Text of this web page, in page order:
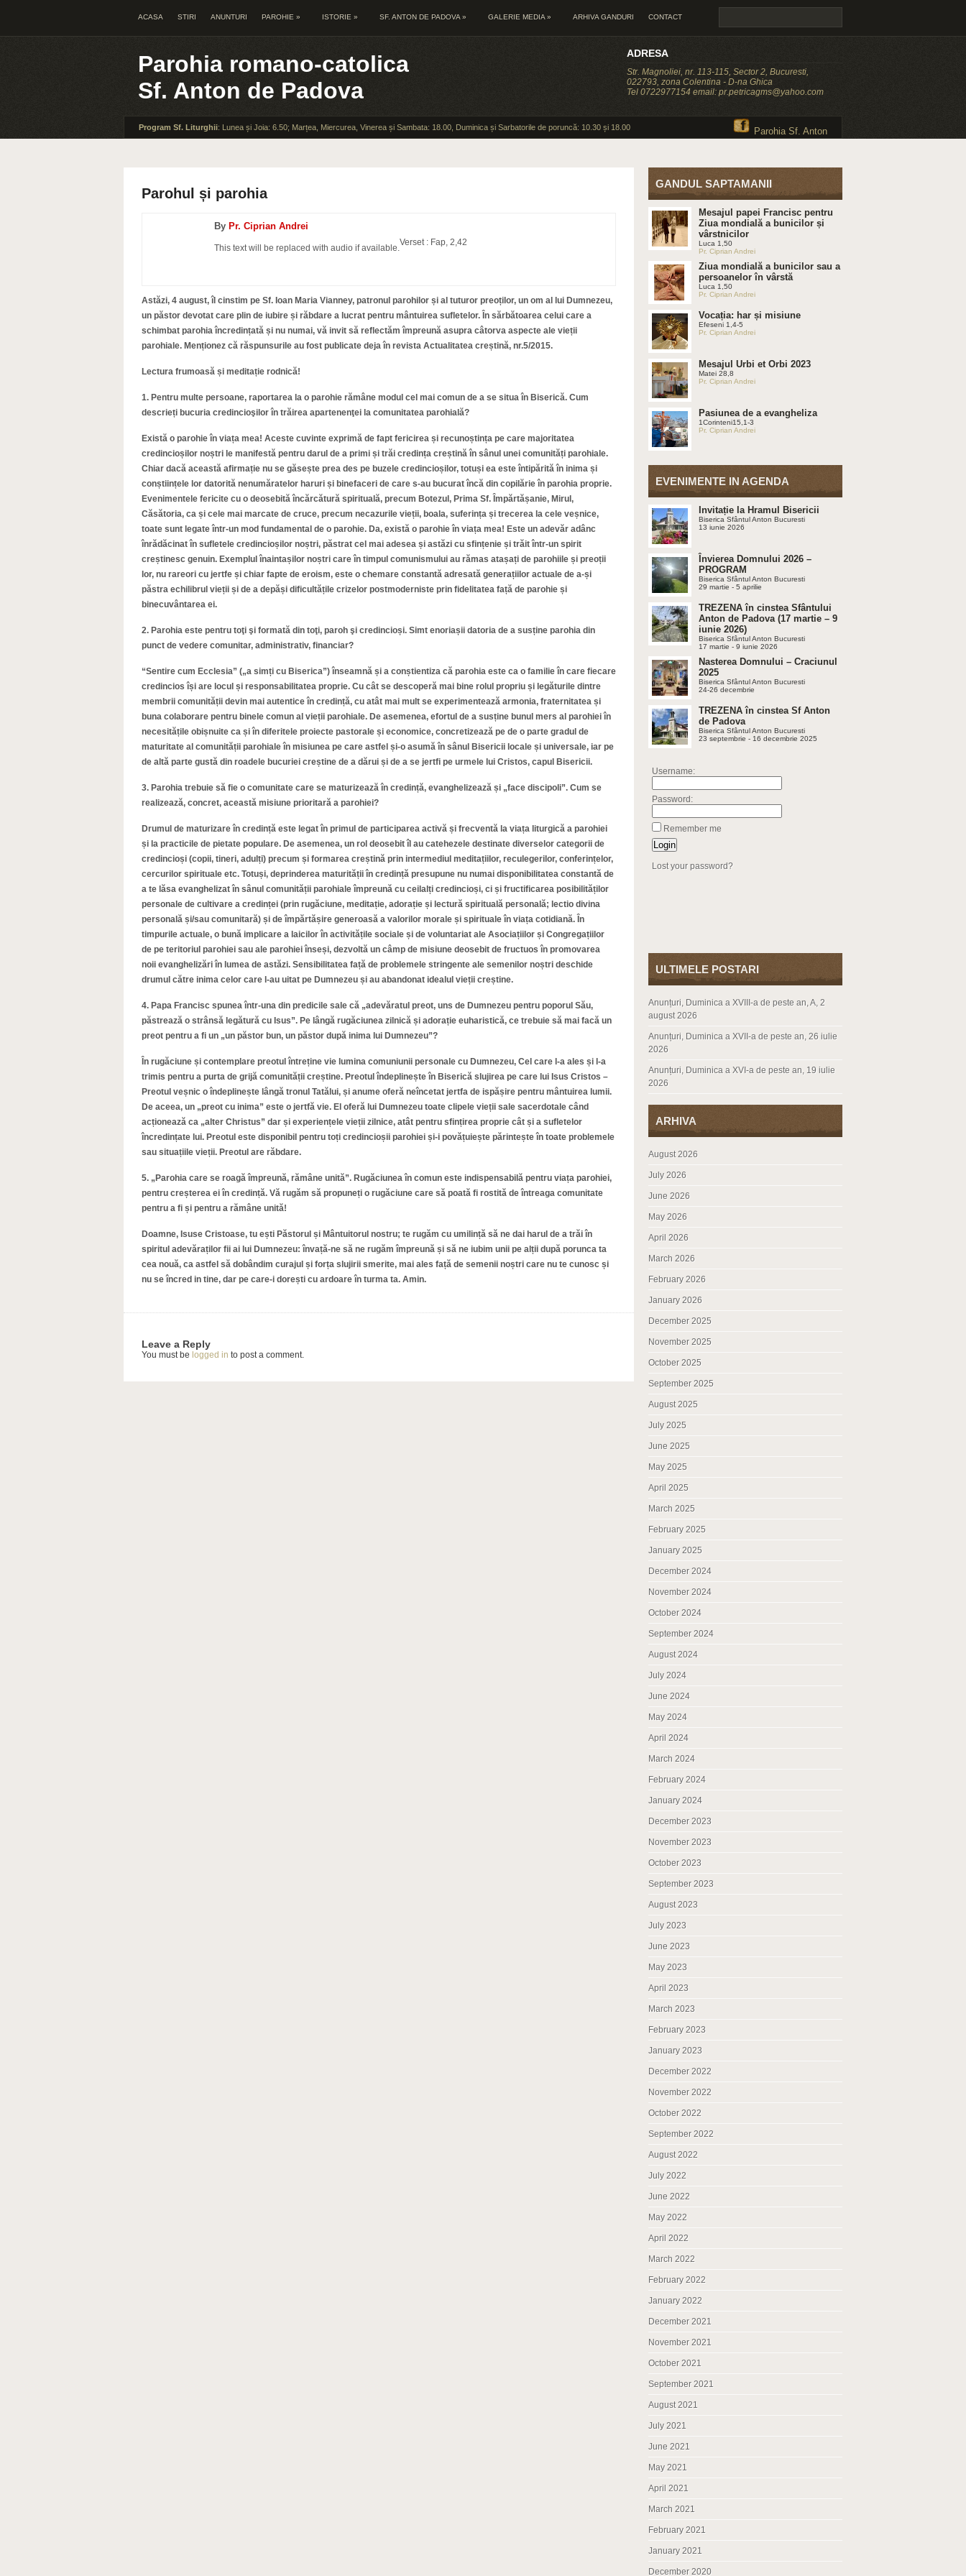
ACASA STIRI ANUNTURI PAROHIE » ISTORIE » SF. ANTON DE PADOVA » GALERIE MEDIA » ARHIVA GANDURI CONTACT
Parohia romano-catolica
Sf. Anton de Padova
ADRESA
Str. Magnoliei, nr. 113-115, Sector 2, Bucuresti,
022793, zona Colentina - D-na Ghica
Tel 0722977154 email: pr.petricagms@yahoo.com
Program Sf. Liturghii: Lunea și Joia: 6.50; Marțea, Miercurea, Vinerea și Sambata: 18.00, Duminica și Sarbatorile de poruncă: 10.30 și 18.00 Parohia Sf. Anton
Parohul și parohia
By Pr. Ciprian Andrei
Verset : Fap, 2,42
This text will be replaced with audio if available.
Astăzi, 4 august, îl cinstim pe Sf. Ioan Maria Vianney, patronul parohilor și al tuturor preoților, un om al lui Dumnezeu,
un păstor devotat care plin de iubire și răbdare a lucrat pentru mântuirea sufletelor. În sărbătoarea celui care a
schimbat parohia încredințată și nu numai, vă invit să reflectăm împreună asupra câtorva aspecte ale vieții
parohiale. Menționez că răspunsurile au fost publicate deja în revista Actualitatea creștină, nr.5/2015.
Lectura frumoasă și meditație rodnică!
1. Pentru multe persoane, raportarea la o parohie rămâne modul cel mai comun de a se situa în Biserică. Cum
descrieți bucuria credincioşilor în trăirea apartenenţei la comunitatea parohială?
Există o parohie în viața mea! Aceste cuvinte exprimă de fapt fericirea și recunoștința pe care majoritatea
credincioșilor noștri le manifestă pentru darul de a primi și trăi credința creștină în sânul unei comunități parohiale.
Chiar dacă această afirmație nu se găsește prea des pe buzele credincioșilor, totuși ea este întipărită în inima și
conștiințele lor datorită nenumăratelor haruri și binefaceri de care s-au bucurat încă din copilărie în parohia proprie.
Evenimentele fericite cu o deosebită încărcătură spirituală, precum Botezul, Prima Sf. Împărtășanie, Mirul,
Căsătoria, ca și cele mai marcate de cruce, precum necazurile vieții, boala, suferința și trecerea la cele veșnice,
toate sunt legate într-un mod fundamental de o parohie. Da, există o parohie în viața mea! Este un adevăr adânc
înrădăcinat în sufletele credincioșilor noștri, păstrat cel mai adesea și astăzi cu sfințenie și trăit într-un spirit
creștinesc genuin. Exemplul înaintașilor noștri care în timpul comunismului au rămas atașați de parohiile și preoții
lor, nu rareori cu jertfe și chiar fapte de eroism, este o chemare constantă adresată generațiilor actuale de a-și
păstra echilibrul vieții și de a depăși dificultățile crizelor postmoderniste prin fidelitatea față de parohie și
binecuvântarea ei.
2. Parohia este pentru toţi şi formată din toţi, paroh şi credincioși. Simt enoriașii datoria de a susține parohia din
punct de vedere comunitar, administrativ, financiar?
“Sentire cum Ecclesia” („a simți cu Biserica”) înseamnă și a conștientiza că parohia este ca o familie în care fiecare
credincios își are locul și responsabilitatea proprie. Cu cât se descoperă mai bine rolul propriu și legăturile dintre
membrii comunității devin mai autentice în credință, cu atât mai mult se experimentează armonia, fraternitatea și
buna colaborare pentru binele comun al vieții parohiale. De asemenea, efortul de a susține bunul mers al parohiei în
necesitățile obișnuite ca și în diferitele proiecte pastorale și economice, concretizează pe de o parte gradul de
maturitate al comunității parohiale în misiunea pe care astfel și-o asumă în sânul Bisericii locale și universale, iar pe
de altă parte gustă din roadele bucuriei creștine de a dărui și de a se jertfi pe urmele lui Cristos, capul Bisericii.
3. Parohia trebuie să fie o comunitate care se maturizează în credință, evanghelizează și „face discipoli”. Cum se
realizează, concret, această misiune prioritară a parohiei?
Drumul de maturizare în credință este legat în primul de participarea activă și frecventă la viața liturgică a parohiei
și la practicile de pietate populare. De asemenea, un rol deosebit îl au catehezele destinate diverselor categorii de
credincioși (copii, tineri, adulți) precum și formarea creștină prin intermediul meditațiilor, reculegerilor, conferințelor,
cercurilor spirituale etc. Totuși, deprinderea maturității în credință presupune nu numai disponibilitatea constantă de
a te lăsa evanghelizat în sânul comunității parohiale împreună cu ceilalți credincioși, ci și fructificarea posibilităților
personale de cultivare a credinței (prin rugăciune, meditație, adorație și lectură spirituală personală; lectio divina
personală și/sau comunitară) și de împărtășire generoasă a valorilor morale și spirituale în viața cotidiană. În
timpurile actuale, o bună implicare a laicilor în activitățile sociale și de voluntariat ale Asociațiilor și Congregațiilor
de pe teritoriul parohiei sau ale parohiei înseși, dezvoltă un câmp de misiune deosebit de fructuos în promovarea
noii evanghelizări în lumea de astăzi. Sensibilitatea față de problemele stringente ale semenilor noștri deschide
drumul către inima celor care l-au uitat pe Dumnezeu și au abandonat idealul vieții creștine.
4. Papa Francisc spunea într-una din predicile sale că „adevăratul preot, uns de Dumnezeu pentru poporul Său,
păstrează o strânsă legătură cu Isus”. Pe lângă rugăciunea zilnică și adorație euharistică, ce trebuie să mai facă un
preot pentru a fi un „un păstor bun, un păstor după inima lui Dumnezeu”?
În rugăciune și contemplare preotul întreține vie lumina comuniunii personale cu Dumnezeu, Cel care l-a ales și l-a
trimis pentru a purta de grijă comunității creștine. Preotul îndeplinește în Biserică slujirea pe care lui Isus Cristos –
Preotul veșnic o îndeplinește lângă tronul Tatălui, și anume oferă neîncetat jertfa de ispășire pentru mântuirea lumii.
De aceea, un „preot cu inima” este o jertfă vie. El oferă lui Dumnezeu toate clipele vieții sale sacerdotale când
acționează ca „alter Christus” dar și experiențele vieții zilnice, atât pentru sfințirea proprie cât și a sufletelor
încredințate lui. Preotul este disponibil pentru toți credincioșii parohiei și-i povățuiește părintește în toate problemele
sau situațiile vieții. Preotul are răbdare.
5. „Parohia care se roagă împreună, rămâne unită”. Rugăciunea în comun este indispensabilă pentru viața parohiei,
pentru creșterea ei în credință. Vă rugăm să propuneți o rugăciune care să poată fi rostită de întreaga comunitate
pentru a fi și pentru a rămâne unită!
Doamne, Isuse Cristoase, tu ești Păstorul și Mântuitorul nostru; te rugăm cu umilință să ne dai harul de a trăi în
spiritul adevăraților fii ai lui Dumnezeu: învață-ne să ne rugăm împreună și să ne iubim unii pe alții după porunca ta
cea nouă, ca astfel să dobândim curajul și forța slujirii smerite, mai ales față de semenii noștri care nu te cunosc și
nu se încred in tine, dar pe care-i dorești cu ardoare în turma ta. Amin.
Leave a Reply
You must be logged in to post a comment.
GANDUL SAPTAMANII
Mesajul papei Francisc pentru
Ziua mondială a bunicilor și
vârstnicilor
Luca 1,50
Pr. Ciprian Andrei
Ziua mondială a bunicilor sau a
persoanelor în vârstă
Luca 1,50
Pr. Ciprian Andrei
Vocația: har și misiune
Efeseni 1,4-5
Pr. Ciprian Andrei
Mesajul Urbi et Orbi 2023
Matei 28,8
Pr. Ciprian Andrei
Pasiunea de a evangheliza
1Corinteni15,1-3
Pr. Ciprian Andrei
EVENIMENTE IN AGENDA
Invitație la Hramul Bisericii
Biserica Sfântul Anton Bucuresti
13 iunie 2026
Învierea Domnului 2026 –
PROGRAM
Biserica Sfântul Anton Bucuresti
29 martie - 5 aprilie
TREZENA în cinstea Sfântului
Anton de Padova (17 martie – 9
iunie 2026)
Biserica Sfântul Anton Bucuresti
17 martie - 9 iunie 2026
Nasterea Domnului – Craciunul
2025
Biserica Sfântul Anton Bucuresti
24-26 decembrie
TREZENA în cinstea Sf Anton
de Padova
Biserica Sfântul Anton Bucuresti
23 septembrie - 16 decembrie 2025
Username:
Password:
Remember me
Lost your password?
ULTIMELE POSTARI
Anunțuri, Duminica a XVIII-a de peste an, A, 2
august 2026
Anunțuri, Duminica a XVII-a de peste an, 26 iulie
2026
Anunțuri, Duminica a XVI-a de peste an, 19 iulie
2026
ARHIVA
August 2026
July 2026
June 2026
May 2026
April 2026
March 2026
February 2026
January 2026
December 2025
November 2025
October 2025
September 2025
August 2025
July 2025
June 2025
May 2025
April 2025
March 2025
February 2025
January 2025
December 2024
November 2024
October 2024
September 2024
August 2024
July 2024
June 2024
May 2024
April 2024
March 2024
February 2024
January 2024
December 2023
November 2023
October 2023
September 2023
August 2023
July 2023
June 2023
May 2023
April 2023
March 2023
February 2023
January 2023
December 2022
November 2022
October 2022
September 2022
August 2022
July 2022
June 2022
May 2022
April 2022
March 2022
February 2022
January 2022
December 2021
November 2021
October 2021
September 2021
August 2021
July 2021
June 2021
May 2021
April 2021
March 2021
February 2021
January 2021
December 2020